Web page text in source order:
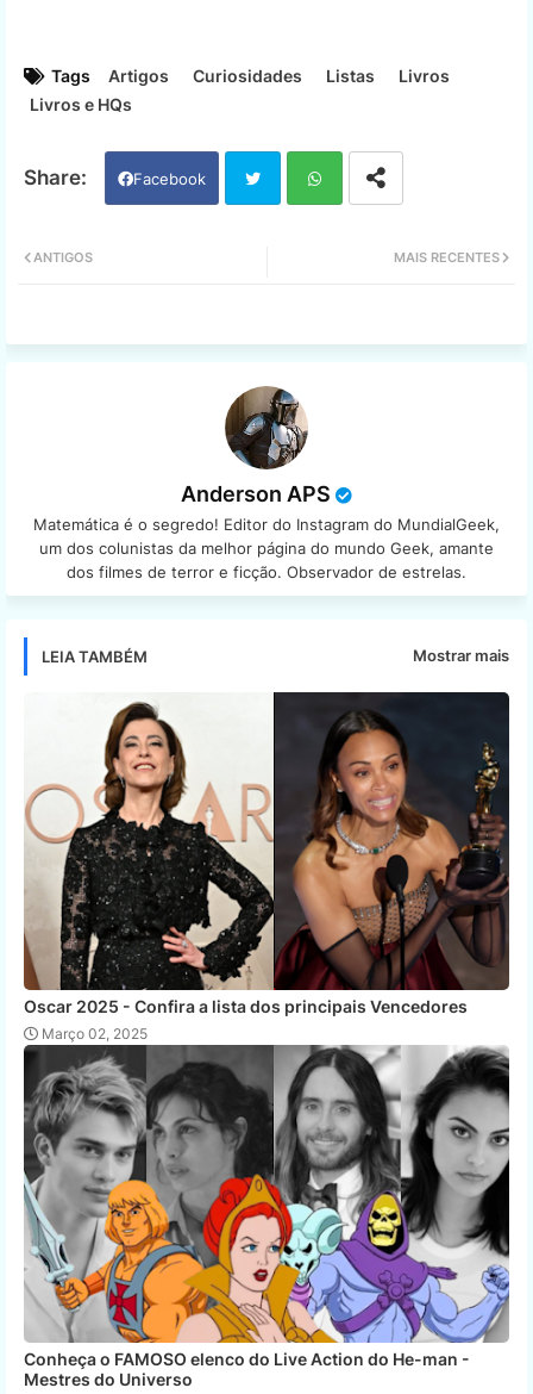
Tags Artigos Curiosidades Listas
Livros
Livros e HQs
Facebook
MAIS RECENTES
ANTIGOS
Anderson APS
Matemática é o segredo! Editor do Instagram do MundialGeek,
um dos colunistas da melhor página do mundo Geek, amante
dos filmes de terror e ficção. Observador de estrelas.
LEIA TAMBÉM Mostrar mais
Oscar 2025 - Confira a lista dos principais Vencedores
Março 02, 2025
Conheça o FAMOSO elenco do Live Action do He-man -
Mestres do Universo